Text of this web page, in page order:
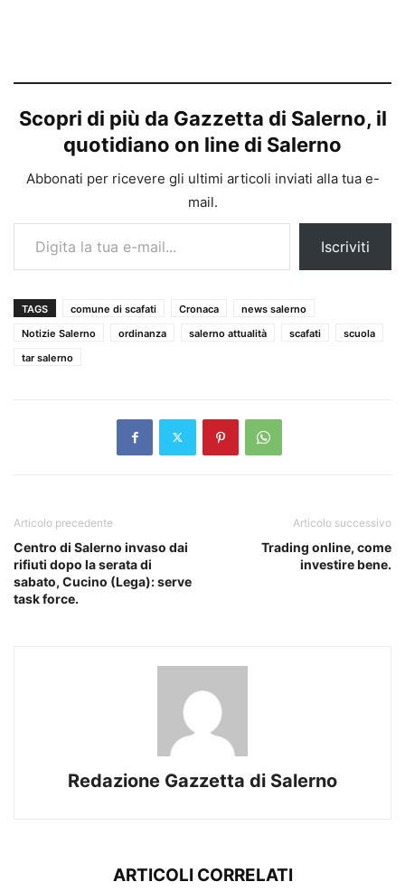
Scopri di più da Gazzetta di Salerno, il
quotidiano on line di Salerno
Abbonati per ricevere gli ultimi articoli inviati alla tua e-
mail.
Digita la tua e-mail...
Iscriviti
TAGS comune di scafati Cronaca
news salerno
Notizie Salerno
ordinanza salerno attualità scafati
scuola
tar salerno
Articolo precedente
Centro di Salerno invaso dai
rifiuti dopo la serata di
sabato, Cucino (Lega): serve
task force.
Articolo successivo
Trading online, come
investire bene.
Redazione Gazzetta di Salerno
ARTICOLI CORRELATI